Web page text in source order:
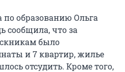
по образованию Ольга
сообщила, что за
было
и 7 квартир, жилье
отсудить. Кроме того,